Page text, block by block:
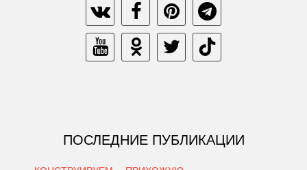
ПОСЛЕДНИЕ ПУБЛИКАЦИИ